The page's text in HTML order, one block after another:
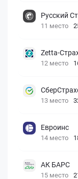
Русский
11 место
Zetta-
12 место
13 место
Евроинс
14 место
АК БАРС
15 место